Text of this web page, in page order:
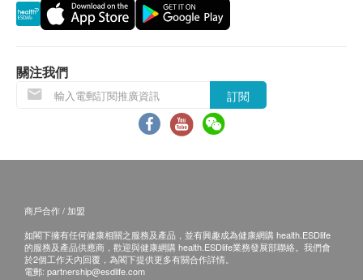
眸，幫您抗老花丶睇到細字，眼精炯炯有
能電話射出的藍光損害眼睛，要保護視力...食
補眼素… 您可避免藍光所引致的健康風險，
幫您抗眼乾丶舒緩眼攰、令您不再眼痕，大
-愛閱讀的您：注意經常用眼過度…食補眼
硬化，更可幫助修補視網膜細胞，提升眼睛
活力，抗細胞老化，對抗老花，保持眼睛年
輕！
-關注老花、經常短暫性眼矇、眼乾人士
貨品質量保證，於顧客收到產品當日起計，使用
期應最少有12個月或以上。
退換條款：
當顧客收取已訂購之貨品時，有責任檢查貨品是否
有損毀情況，一經確認簽收，恕不接受退換。
退換產品必須包裝完整，如退換之產品有任何殘缺
ASANA 360 客戶服務部跟進。
電郵：cs@asana360global.com
關注我們
訂閱
商戶合作 / 加盟
如閣下擁有任何健康相關之服務及產品，並有興趣成為健康網購 health.ESDlife
的服務及產品供應商，歡迎與健康網購 health.ESDlife業務發展部聯絡。我們會
於2個工作天內回覆，為閣下提供更多有關合作詳情。
電郵: partnership@esdlife.com